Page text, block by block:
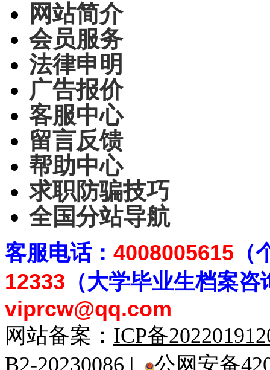
网站简介
会员服务
法律申明
广告报价
客服中心
留言反馈
帮助中心
求职防骗技巧
全国分站导航
客服电话： 4008005615
12333 （大学毕业生档案咨
viprcw@qq.com
网站备案： ICP备
B2-20230086 |
公网安备